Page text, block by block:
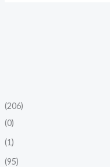
(206)
(0)
(1)
(95)